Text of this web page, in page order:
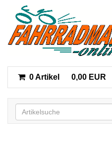
0 Artikel 0,00 EUR